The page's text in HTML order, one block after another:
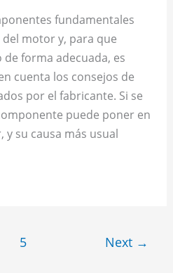
fundamentales
motor y, para que
forma adecuada, es
cuenta los consejos de
por el fabricante. Si se
puede poner en
su causa más usual
5 Next →